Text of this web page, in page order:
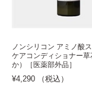
ノンシリコン アミノ酸
ケアコンディショナー草
か）［医薬部外品］
¥4,290 （税込）